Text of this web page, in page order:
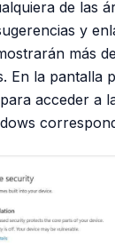
de las
y
más
En la pantalla
acceder a